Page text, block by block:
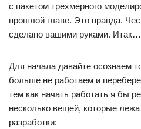
с пакетом трехмерного
прошлой главе. Это правда.
сделано вашими руками. Итак…
Для начала давайте осознаем
больше не работаем и
тем как начать работать я бы
несколько вещей, которые
разработки: